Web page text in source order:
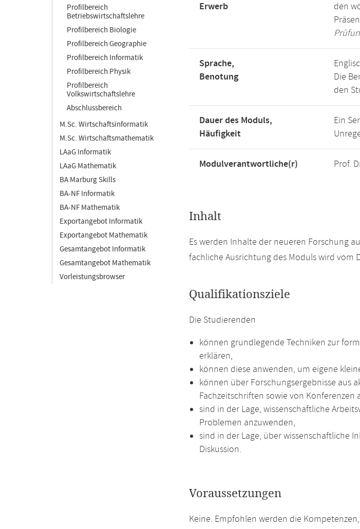
Profilbereich
Betriebswirtschaftslehre
Profilbereich Biologie
Profilbereich Geographie
Profilbereich Informatik
Profilbereich Physik
Profilbereich
Volkswirtschaftslehre
Abschlussbereich
M.Sc. Wirtschaftsinformatik
M.Sc. Wirtschaftsmathematik
LAaG Informatik
LAaG Mathematik
BA Marburg Skills
BA-NF Informatik
BA-NF Mathematik
Exportangebot Informatik
Exportangebot Mathematik
Gesamtangebot Informatik
Gesamtangebot Mathematik
Vorleistungsbrowser
Erwerb
den
Sprache,
Benotung
Die
den
Dauer des Moduls,
Häufigkeit
Ein
Modulverantwortliche(r) Prof.
Inhalt
Es werden Inhalte der neueren Forschung
fachliche Ausrichtung des Moduls wird vom
Qualifikationsziele
Die Studierenden
können grundlegende Techniken zur
erklären,
können diese anwenden, um eigene
können über Forschungsergebnisse aus
Fachzeitschriften sowie von
sind in der Lage, wissenschaftliche
Problemen anzuwenden,
sind in der Lage, über wissenschaftliche
Diskussion.
Voraussetzungen
Keine. Empfohlen werden die